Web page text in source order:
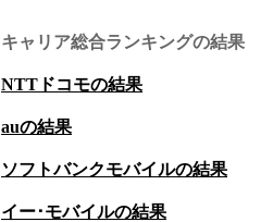
キャリア総合ランキングの結果
NTTドコモの結果
auの結果
ソフトバンクモバイルの結果
イー･モバイルの結果